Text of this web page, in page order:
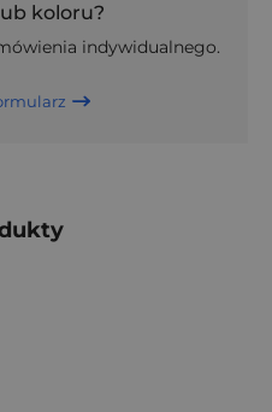
koloru?
indywidualnego.